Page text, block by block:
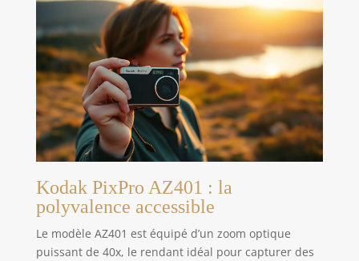
Kodak PixPro AZ401 : la
polyvalence accessible
Le modèle AZ401 est équipé d’un zoom optique
puissant de 40x, le rendant idéal pour capturer des